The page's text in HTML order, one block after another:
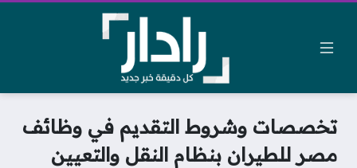
تخصصات وشروط التقديم في وظائف
مصر للطيران بنظام النقل والتعيين